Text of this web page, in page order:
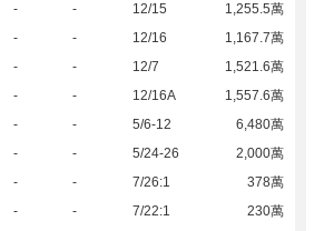
- - 12/15
1,255.5萬
- - 12/16
1,167.7萬
- - 12/7
1,521.6萬
- - 12/16A
1,557.6萬
- - 5/6-12
6,480萬
- - 5/24-26
2,000萬
- - 7/26:1
378萬
- - 7/22:1
230萬